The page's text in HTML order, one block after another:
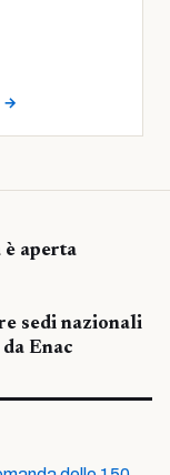
→
aperta
sedi nazionali
Enac